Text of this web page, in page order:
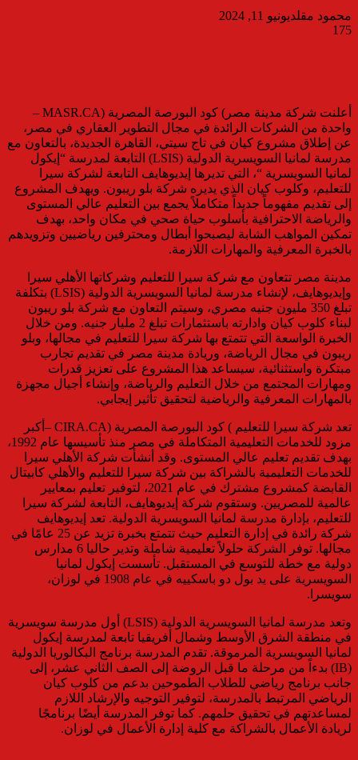
محمود مقلديونيو 11, 2024
175
أعلنت شركة مدينة مصر) كود البورصة المصرية (MASR.CA –
واحدة من الشركات الرائدة في مجال التطوير العقاري في مصر،
عن إطلاق مشروع كيان في تاج سيتي، القاهرة الجديدة، بالتعاون مع
مدرسة لمانيا السويسرية الدولية (LSIS) التابعة لمدرسة “إيكول
لمانيا السويسرية “، التي تديرها إيديوهايف التابعة لشركة سيرا
للتعليم، وكلوب كيان الذي يديره شركة بلو ريبون. ويهدف المشروع
إلى تقديم مفهوماً جديداً متكاملاً يجمع بين التعليم عالي المستوى
والرياضة الاحترافية بأسلوب حياة صحي في مكان واحد، بهدف
تمكين المواهب الشابة ليصبحوا أبطال ومحترفين رياضيين وتزويدهم
بالخبرة المعرفية والمهارات اللازمة.
مدينة مصر تتعاون مع شركة سيرا للتعليم وشركاتها الأهلي سيرا
وإيديوهايف، لإنشاء مدرسة لمانيا السويسرية الدولية (LSIS) بتكلفة
تبلغ 350 مليون جنيه مصري، وسيتم التعاون مع شركة بلو ريبون
لبناء كلوب كيان وادارته باستثمارات تبلغ 2 مليار جنيه. ومن خلال
الخبرة الواسعة التي تتمتع بها شركة سيرا للتعليم في مجالها، وبلو
ريبون في مجال الرياضة، وريادة مدينة مصر في تقديم تجارب
مبتكرة واستثنائية، سيساعد هذا المشروع على تعزيز قدرات
ومهارات المجتمع من خلال التعليم والرياضة، وإنشاء أجيال مجهزة
بالمهارات المعرفية والرياضية لتحقيق تأثير إيجابي.
تعد شركة سيرا للتعليم ) كود البورصة المصرية (CIRA.CA –أكبر
مزود للخدمات التعليمية المتكاملة في مصر منذ تأسيسها عام 1992،
بهدف تقديم تعليم عالي المستوى. وقد أنشأت شركة الأهلي سيرا
للخدمات التعليمية بالشراكة بين شركة سيرا للتعليم والأهلي كابيتال
القابضة كمشروع مشترك في عام 2021، لتوفير تعليم بمعايير
عالمية للمصريين. وستقوم شركة إيديوهايف، التابعة لشركة سيرا
للتعليم، بإدارة مدرسة لمانيا السويسرية الدولية. تعد إيديوهايف
شركة رائدة في إدارة التعليم حيث تتمتع بخبرة تزيد عن 25 عامًا في
مجالها. توفر الشركة حلولاً تعليمية شاملة وتدير حاليا 6 مدارس
دولية مع خطة للتوسع في المستقبل. تأسست إيكول لمانيا
السويسرية على يد بول دو باسكييه في عام 1908 في لوزان،
سويسرا.
وتعد مدرسة لمانيا السويسرية الدولية (LSIS) أول مدرسة سويسرية
في منطقة الشرق الأوسط وشمال أفريقيا تابعة لمدرسة إيكول
لمانيا السويسرية المرموقة. تقدم المدرسة برنامج البكالوريا الدولية
(IB) بدءاً من مرحلة ما قبل الروضة إلى الصف الثاني عشر، إلى
جانب برنامج رياضي للطلاب الطموحين بدعم من كلوب كيان
الرياضي المرتبط بالمدرسة، لتوفير التوجيه والإرشاد اللازم
لمساعدتهم في تحقيق حلمهم. كما توفر المدرسة أيضًا برنامجًا
لريادة الأعمال بالشراكة مع كلية إدارة الأعمال في لوزان.